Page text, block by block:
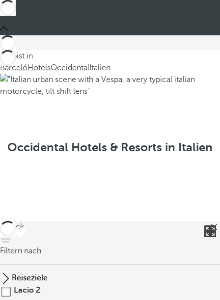
Du bist in
BarcelóHotelsOccidental Italien
Occidental Hotels & Resorts in Italien
zurück
Filtern nach
Reiseziele
Lacio 2